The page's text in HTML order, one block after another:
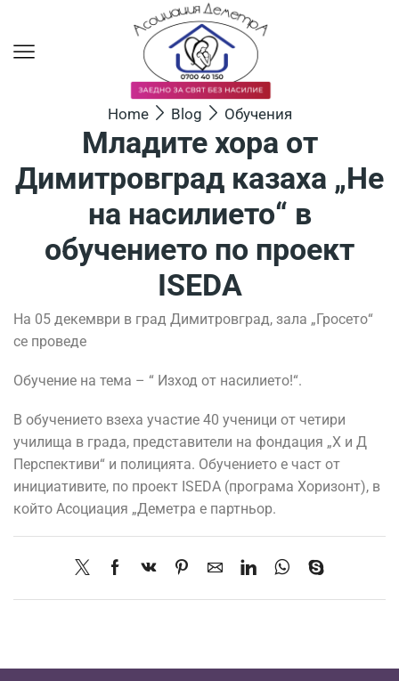
Home Blog Обучения
Младите хора от
Димитровград казаха „Не
на насилието“ в
обучението по проект
ISEDA
На 05 декември в град Димитровград, зала „Гросето“
се проведе
Обучение на тема – “ Изход от насилието!“.
В обучението взеха участие 40 ученици от четири
училища в града, представители на фондация „Х и Д
Перспективи“ и полицията. Обучението е част от
инициативите, по проект ISEDA (програма Хоризонт), в
който Асоциация „Деметра е партньор.